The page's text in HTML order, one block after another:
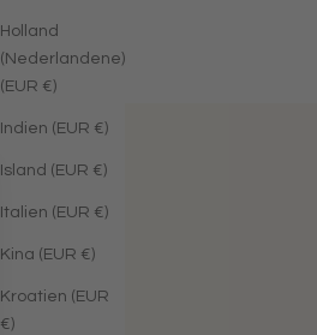
Holland
(Nederlandene)
(EUR €)
Indien (EUR €)
Island (EUR €)
Italien (EUR €)
Kina (EUR €)
Kroatien (EUR
€)